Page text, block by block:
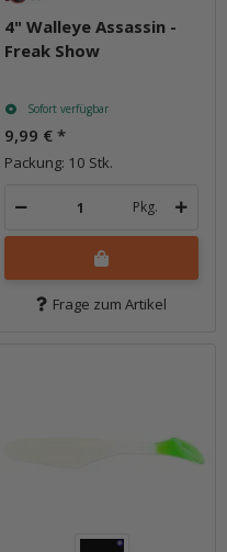
4" Walleye Assassin -
Freak Show
Sofort verfügbar
9,99 € *
Packung: 10 Stk.
Pkg.
Frage zum Artikel